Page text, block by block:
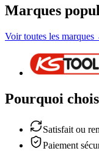
Marques
Voir toutes les marques
Pourquoi
Satisfait ou
Paiement